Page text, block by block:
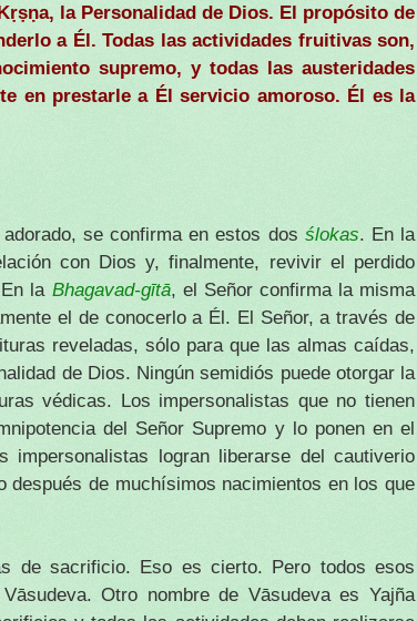
la Personalidad de Dios. El propósito de
a Él. Todas las actividades fruitivas son,
supremo, y todas las austeridades
en prestarle a Él servicio amoroso. Él es la
se confirma en estos dos ślokas. En la
con Dios y, finalmente, revivir el perdido
la Bhagavad-gītā, el Señor confirma la misma
el de conocerlo a Él. El Señor, a través de
reveladas, sólo para que las almas caídas,
de Dios. Ningún semidiós puede otorgar la
védicas. Los impersonalistas que no tienen
del Señor Supremo y lo ponen en el
logran liberarse del cautiverio
después de muchísimos nacimientos en los que
de sacrificio. Eso es cierto. Pero todos esos
Otro nombre de Vāsudeva es Yajña